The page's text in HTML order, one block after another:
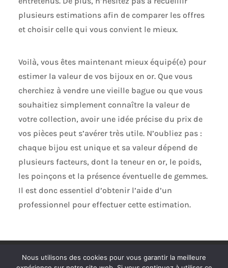
plusieurs estimations afin de comparer les offres
et choisir celle qui vous convient le mieux.
Voilà, vous êtes maintenant mieux équipé(e) pour
estimer la valeur de vos bijoux en or. Que vous
cherchiez à vendre une vieille bague ou que vous
souhaitiez simplement connaître la valeur de
votre collection, avoir une idée précise du prix de
vos pièces peut s’avérer très utile. N’oubliez pas :
chaque bijou est unique et sa valeur dépend de
plusieurs facteurs, dont la teneur en or, le poids,
les poinçons et la présence éventuelle de gemmes.
Il est donc essentiel d’obtenir l’aide d’un
professionnel pour effectuer cette estimation.
Politique de confidentialité
Mentions légales
Plan de site
Contact
Nous utilisons des cookies pour vous garantir la meilleure